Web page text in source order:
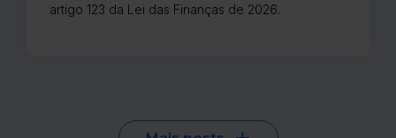
artigo 123 da Lei das Finanças de 2026.